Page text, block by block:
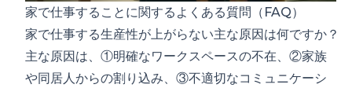
家で仕事することに関するよくある質問（FAQ）
家で仕事する生産性が上がらない主な原因は何ですか？
主な原因は、①明確なワークスペースの不在、②家族
や同居人からの割り込み、③不適切なコミュニケーシ